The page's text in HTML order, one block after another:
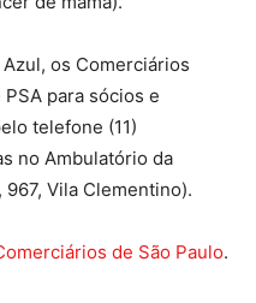
os Comerciários
para sócios e
telefone (11)
no Ambulatório da
Vila Clementino).
de São Paulo.